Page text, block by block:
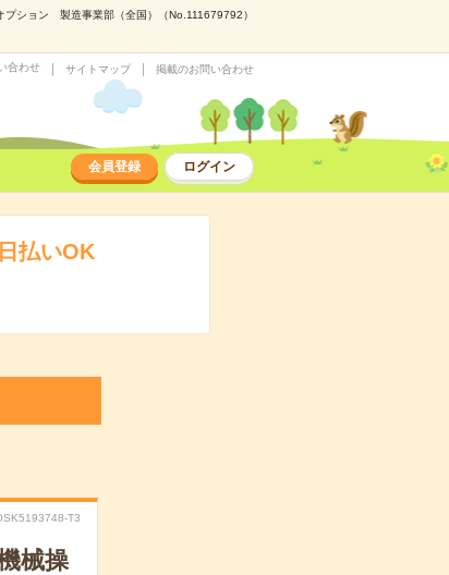
プション 製造事業部（全国）（No.111679792）
合わせ サイトマップ 掲載のお問い合わせ
会員登録 ログイン
払いOK
T3
械操